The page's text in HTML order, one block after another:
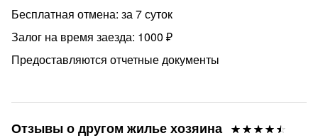
Бесплатная отмена: за 7 суток
Залог на время заезда: 1000 ₽
Предоставляются отчетные документы
Отзывы о другом жилье хозяина